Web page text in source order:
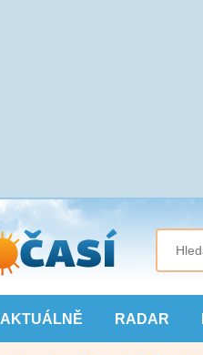
AKTUÁLNĚ RADAR